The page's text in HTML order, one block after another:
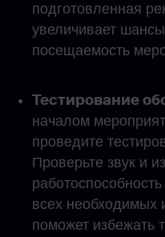
подготовленная
увеличивает
посещаемость
Тестирование
началом
проведите
Проверьте звук и
всех необходимых
поможет избежать